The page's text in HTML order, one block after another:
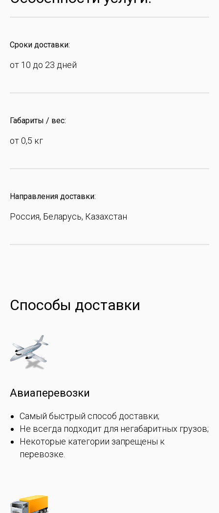
Сроки доставки:
от 10 до 23 дней
Габариты / вес:
от 0,5 кг
Направления доставки:
Россия, Беларусь, Казахстан
Способы доставки
Авиаперевозки
Самый быстрый способ доставки;
Не всегда подходит для негабаритных грузов;
Некоторые категории запрещены к
перевозке.